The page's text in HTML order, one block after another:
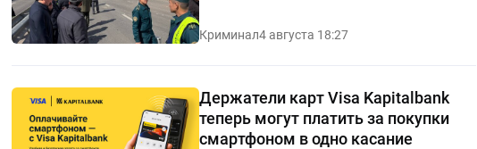
Криминал4 августа 18:27
Держатели карт Visa Kapitalbank
теперь могут платить за покупки
смартфоном в одно касание